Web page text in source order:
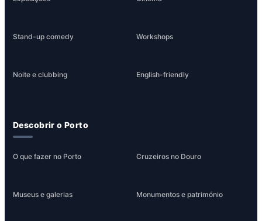
Stand-up comedy Workshops
Noite e clubbing English-friendly
Descobrir o Porto
O que fazer no Porto Cruzeiros no Douro
Museus e galerias Monumentos e património